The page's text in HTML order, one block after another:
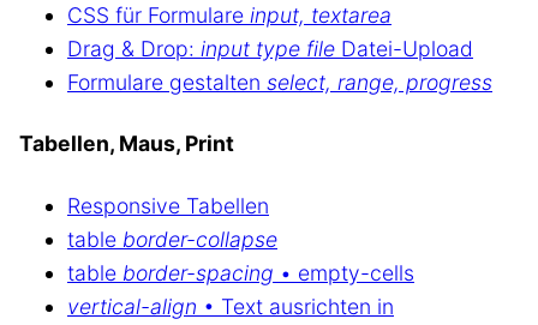
CSS für Formulare input, textarea
Drag & Drop: input type file Datei-Upload
Formulare gestalten select, range, progress
Tabellen, Maus, Print
Responsive Tabellen
table border-collapse
table border-spacing • empty-cells
vertical-align • Text ausrichten in